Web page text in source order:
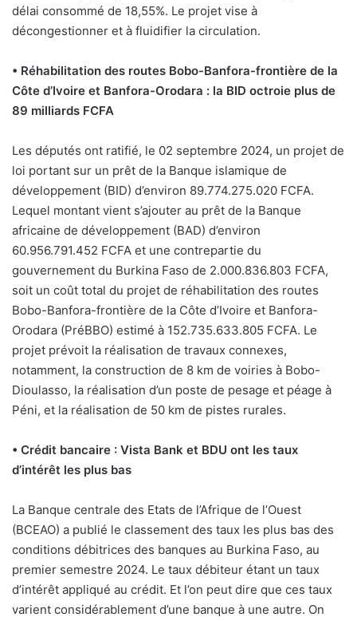
délai consommé de 18,55%. Le projet vise à
décongestionner et à fluidifier la circulation.
• Réhabilitation des routes Bobo-Banfora-frontière de la
Côte d’Ivoire et Banfora-Orodara : la BID octroie plus de
89 milliards FCFA
Les députés ont ratifié, le 02 septembre 2024, un projet de
loi portant sur un prêt de la Banque islamique de
développement (BID) d’environ 89.774.275.020 FCFA.
Lequel montant vient s’ajouter au prêt de la Banque
africaine de développement (BAD) d’environ
60.956.791.452 FCFA et une contrepartie du
gouvernement du Burkina Faso de 2.000.836.803 FCFA,
soit un coût total du projet de réhabilitation des routes
Bobo-Banfora-frontière de la Côte d’Ivoire et Banfora-
Orodara (PréBBO) estimé à 152.735.633.805 FCFA. Le
projet prévoit la réalisation de travaux connexes,
notamment, la construction de 8 km de voiries à Bobo-
Dioulasso, la réalisation d’un poste de pesage et péage à
Péni, et la réalisation de 50 km de pistes rurales.
• Crédit bancaire : Vista Bank et BDU ont les taux
d’intérêt les plus bas
La Banque centrale des Etats de l’Afrique de l’Ouest
(BCEAO) a publié le classement des taux les plus bas des
conditions débitrices des banques au Burkina Faso, au
premier semestre 2024. Le taux débiteur étant un taux
d’intérêt appliqué au crédit. Et l’on peut dire que ces taux
varient considérablement d’une banque à une autre. On